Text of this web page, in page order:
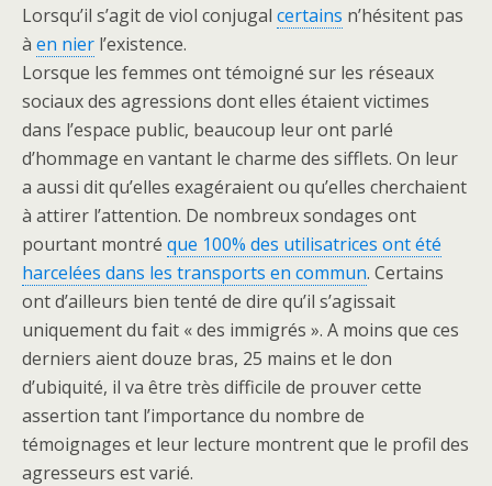
Lorsqu’il s’agit de viol conjugal certains n’hésitent pas
à en nier l’existence.
Lorsque les femmes ont témoigné sur les réseaux
sociaux des agressions dont elles étaient victimes
dans l’espace public, beaucoup leur ont parlé
d’hommage en vantant le charme des sifflets. On leur
a aussi dit qu’elles exagéraient ou qu’elles cherchaient
à attirer l’attention. De nombreux sondages ont
pourtant montré que 100% des utilisatrices ont été
harcelées dans les transports en commun. Certains
ont d’ailleurs bien tenté de dire qu’il s’agissait
uniquement du fait « des immigrés ». A moins que ces
derniers aient douze bras, 25 mains et le don
d’ubiquité, il va être très difficile de prouver cette
assertion tant l’importance du nombre de
témoignages et leur lecture montrent que le profil des
agresseurs est varié.